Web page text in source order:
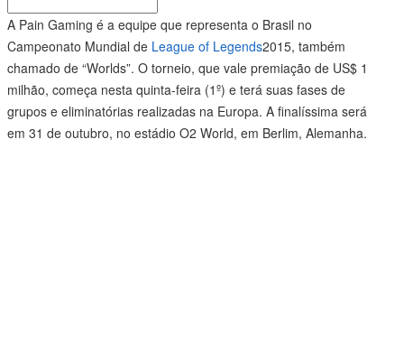
A Pain Gaming é a equipe que representa o Brasil no
Campeonato Mundial de League of Legends2015, também
chamado de “Worlds”. O torneio, que vale premiação de US$ 1
milhão, começa nesta quinta-feira (1º) e terá suas fases de
grupos e eliminatórias realizadas na Europa. A finalíssima será
em 31 de outubro, no estádio O2 World, em Berlim, Alemanha.